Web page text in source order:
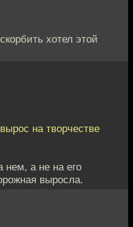
хотел этой
на творчестве
нем, а не на его
выросла.